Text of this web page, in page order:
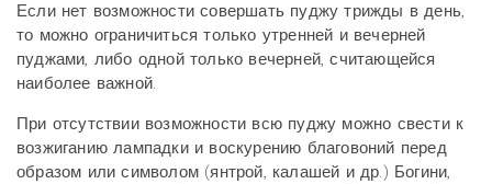
Если нет возможности совершать пуджу трижды в день,
то можно ограничиться только утренней и вечерней
пуджами, либо одной только вечерней, считающейся
наиболее важной.
При отсутствии возможности всю пуджу можно свести к
возжиганию лампадки и воскурению благовоний перед
образом или символом (янтрой, калашей и др.) Богини,